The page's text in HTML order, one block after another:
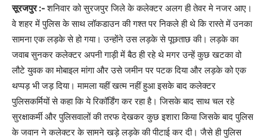
सूरजपुर :-शनिवार को सुरजपुर जिले के कलेक्टर अलग ही तेवर मे नजर आए।
वे शहर में पुलिस के साथ लॉकडाउन की गश्त पर निकले ही थे कि रास्ते में उनका
सामना एक लड़के से हो गया। उन्होंने उस लड़के से पूछताछ की। लड़के का
जवाब सुनकर कलेक्टर अपनी गाड़ी में बैठ ही रहे थे मगर उन्हें कुछ खटका वो
लौटे युवक का मोबाइल मांगा और उसे जमीन पर पटक दिया और लड़के को एक
थप्पड़ भी जड़ दिया। मामला यहीं खत्म नहीं हुआ इसके बाद कलेक्टर
पुलिसकर्मियों से कहा कि ये रिकॉर्डिंग कर रहा है। जिसके बाद साथ चल रहे
सुरक्षाकर्मी और पुलिसवालों की तरफ देखकर कुछ इशारा किया जिसके बाद पुलिस
के जवान ने कलेक्टर के सामने खड़े लड़के की पीटाई कर दी। जैसे ही पुलिस